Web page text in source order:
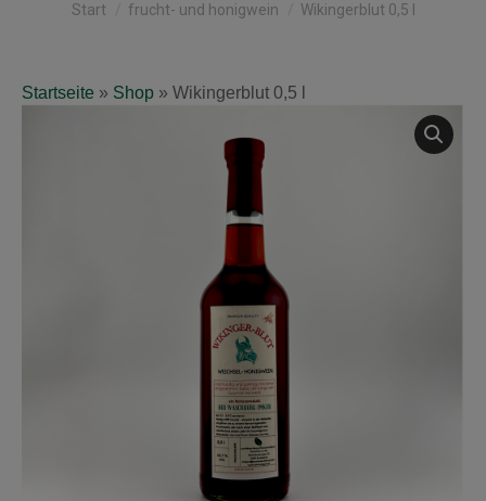
Start frucht- und honigwein Wikingerblut 0,5 l
Startseite » Shop » Wikingerblut 0,5 l